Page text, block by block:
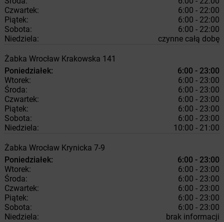
Czwartek:
6:00 - 22:00
Piątek:
6:00 - 22:00
Sobota:
6:00 - 22:00
Niedziela:
czynne całą dobę
Żabka Wrocław Krakowska 141
Poniedziałek:
6:00 - 23:00
Wtorek:
6:00 - 23:00
Środa:
6:00 - 23:00
Czwartek:
6:00 - 23:00
Piątek:
6:00 - 23:00
Sobota:
6:00 - 23:00
Niedziela:
10:00 - 21:00
Żabka Wrocław Krynicka 7-9
Poniedziałek:
6:00 - 23:00
Wtorek:
6:00 - 23:00
Środa:
6:00 - 23:00
Czwartek:
6:00 - 23:00
Piątek:
6:00 - 23:00
Sobota:
6:00 - 23:00
Niedziela:
brak informacji